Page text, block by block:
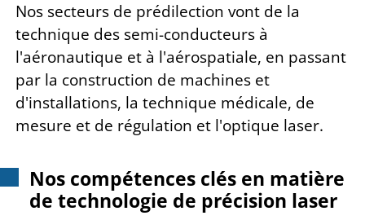
Nos secteurs de prédilection vont de la
technique des semi-conducteurs à
l'aéronautique et à l'aérospatiale, en passant
par la construction de machines et
d'installations, la technique médicale, de
mesure et de régulation et l'optique laser.
Nos compétences clés en matière
de technologie de précision laser